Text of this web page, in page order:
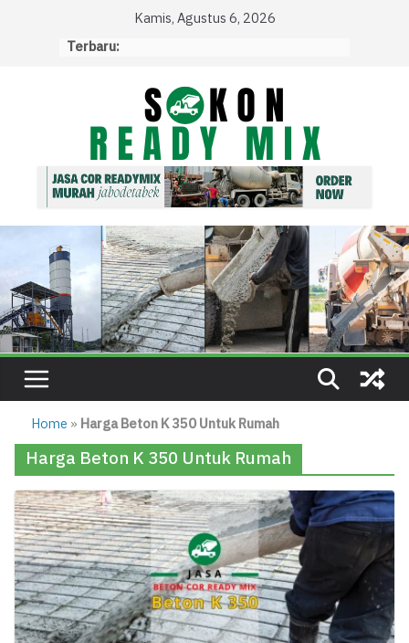
Kamis, Agustus 6, 2026
Terbaru:
Home » Harga Beton K 350 Untuk Rumah
Harga Beton K 350 Untuk Rumah